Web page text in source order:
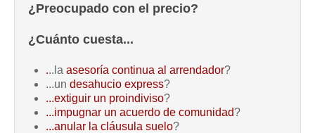
¿Preocupado con el precio?
¿Cuánto cuesta...
...la asesoría continua al arrendador?
...un desahucio express?
...extiguir un proindiviso?
...impugnar un acuerdo de comunidad?
...anular la cláusula suelo?